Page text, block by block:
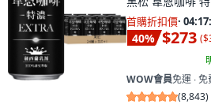
首購折扣價·
40% $273 (
WOW會員免運 ∙
(8,843)